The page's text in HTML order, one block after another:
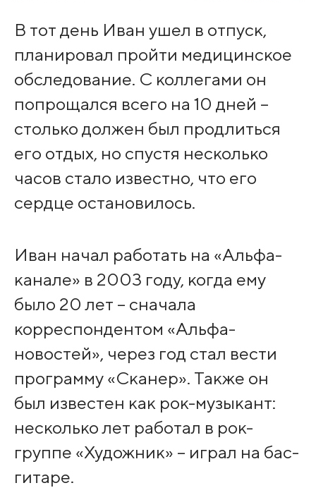
В тот день Иван ушел в отпуск,
планировал пройти медицинское
обследование. С коллегами он
попрощался всего на 10 дней –
столько должен был продлиться
его отдых, но спустя несколько
часов стало известно, что его
сердце остановилось.
Иван начал работать на «Альфа-
канале» в 2003 году, когда ему
было 20 лет – сначала
корреспондентом «Альфа-
новостей», через год стал вести
программу «Сканер». Также он
был известен как рок-музыкант:
несколько лет работал в рок-
группе «Художник» – играл на бас-
гитаре.